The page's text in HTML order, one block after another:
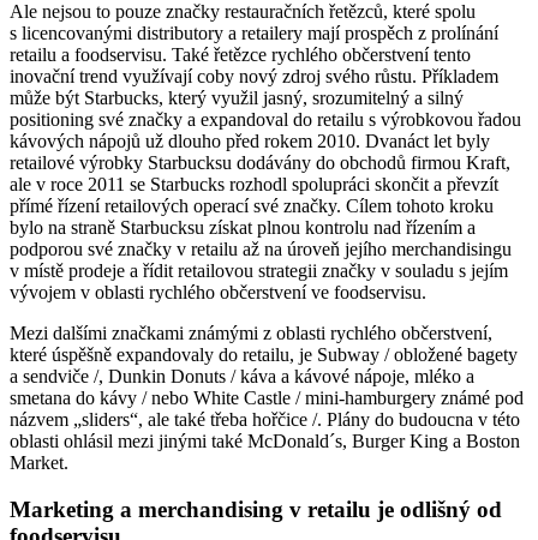
Ale nejsou to pouze značky restauračních řetězců, které spolu
s licencovanými distributory a retailery mají prospěch z prolínání
retailu a foodservisu. Také řetězce rychlého občerstvení tento
inovační trend využívají coby nový zdroj svého růstu. Příkladem
může být Starbucks, který využil jasný, srozumitelný a silný
positioning své značky a expandoval do retailu s výrobkovou řadou
kávových nápojů už dlouho před rokem 2010. Dvanáct let byly
retailové výrobky Starbucksu dodávány do obchodů firmou Kraft,
ale v roce 2011 se Starbucks rozhodl spolupráci skončit a převzít
přímé řízení retailových operací své značky. Cílem tohoto kroku
bylo na straně Starbucksu získat plnou kontrolu nad řízením a
podporou své značky v retailu až na úroveň jejího merchandisingu
v místě prodeje a řídit retailovou strategii značky v souladu s jejím
vývojem v oblasti rychlého občerstvení ve foodservisu.
Mezi dalšími značkami známými z oblasti rychlého občerstvení,
které úspěšně expandovaly do retailu, je Subway / obložené bagety
a sendviče /, Dunkin Donuts / káva a kávové nápoje, mléko a
smetana do kávy / nebo White Castle / mini-hamburgery známé pod
názvem „sliders“, ale také třeba hořčice /. Plány do budoucna v této
oblasti ohlásil mezi jinými také McDonald´s, Burger King a Boston
Market.
Marketing a merchandising v retailu je odlišný od